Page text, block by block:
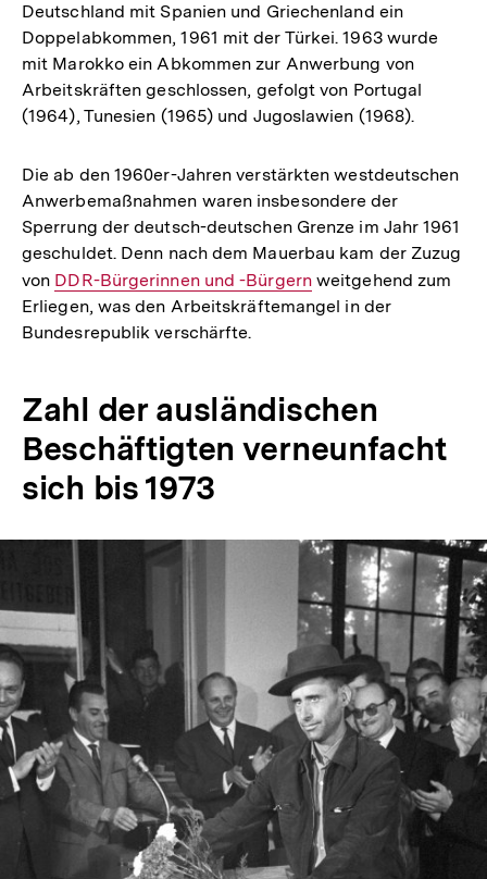
Deutschland mit Spanien und Griechenland ein
Doppelabkommen, 1961 mit der Türkei. 1963 wurde
mit Marokko ein Abkommen zur Anwerbung von
Arbeitskräften geschlossen, gefolgt von Portugal
(1964), Tunesien (1965) und Jugoslawien (1968).
Die ab den 1960er-Jahren verstärkten westdeutschen
Anwerbemaßnahmen waren insbesondere der
Sperrung der deutsch-deutschen Grenze im Jahr 1961
geschuldet. Denn nach dem Mauerbau kam der Zuzug
von Interner
Link:
DDR-Bürgerinnen und -Bürgernweitgehend zum
Erliegen, was den Arbeitskräftemangel in der
Bundesrepublik verschärfte.
Zahl der ausländischen
Beschäftigten verneunfacht
sich bis 1973